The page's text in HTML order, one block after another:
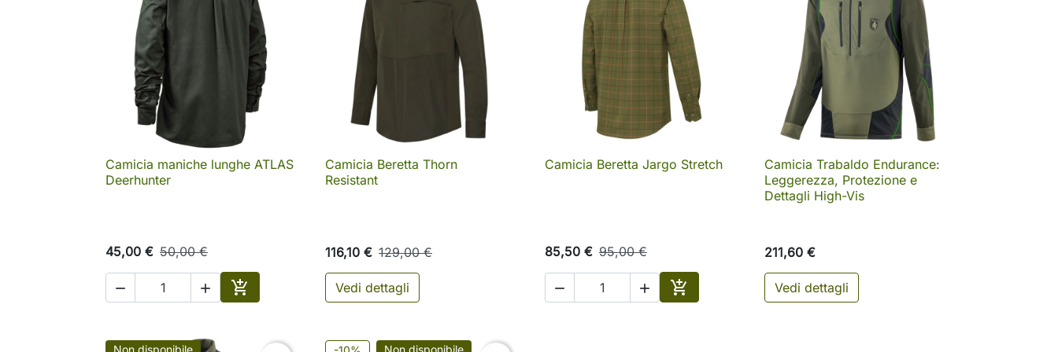
 Anteprima
Camicia maniche lunghe ATLAS
Deerhunter
45,00 € 50,00 €
  
Aggiungi al carrello
 Anteprima
Camicia Beretta Thorn
Resistant
116,10 € 129,00 €
Vedi dettagli
 Anteprima
Camicia Beretta Jargo Stretch
85,50 € 95,00 €
  
Aggiungi al carrello
 Anteprima
Camicia Trabaldo Endurance:
Leggerezza, Protezione e
Dettagli High-Vis
211,60 €
Vedi dettagli